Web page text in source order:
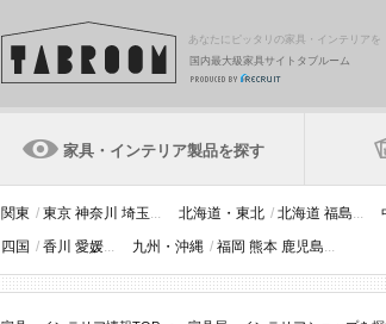
あなたにピッタリの家具・インテリアを
国内最大級家具サイトタブルーム
家具・インテリア製品を探す
関東 / 東京 神奈川 埼玉... 北海道・東北 / 北海道 福島...
四国 / 香川 愛媛... 九州・沖縄 / 福岡 熊本 鹿児島...